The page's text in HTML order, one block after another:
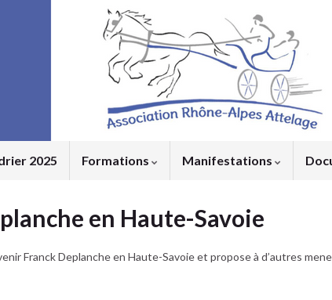
2025 Formations Manifestations
en Haute-Savoie
Franck Deplanche en Haute-Savoie et propose à d’autres